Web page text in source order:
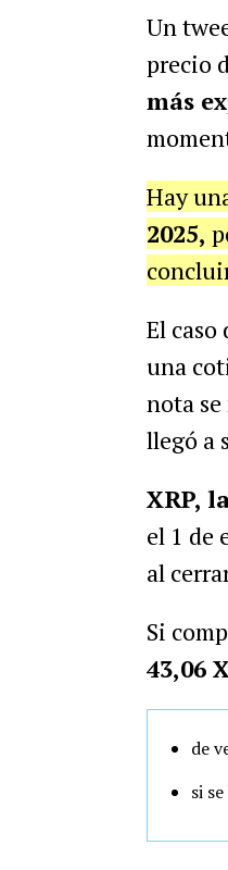
Un
precio
más
Hay
2025,
El caso
una
nota
llegó a
XRP,
el 1 de
al
Si
43,06
de
si